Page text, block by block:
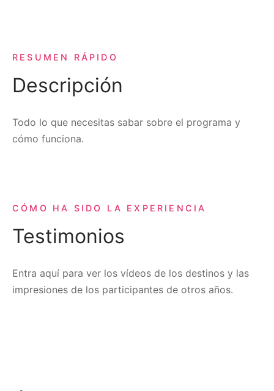
RESUMEN RÁPIDO
Descripción
Todo lo que necesitas sabar sobre el programa y
cómo funciona.
CÓMO HA SIDO LA EXPERIENCIA
Testimonios
Entra aquí para ver los vídeos de los destinos y las
impresiones de los participantes de otros años.